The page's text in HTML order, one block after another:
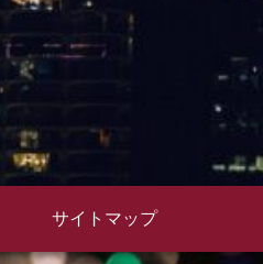
サイトマップ